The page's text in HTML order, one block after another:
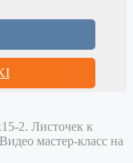
2. Листочек к
мастер-класс на